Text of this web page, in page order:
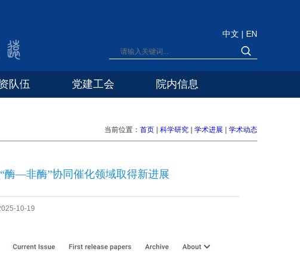
中文 | EN
队伍 党建工会 院内信息
当前位置： 首页 科学研究 学术进展 学术动态
酶—非酶”协同催化领域取得新进展
10-19